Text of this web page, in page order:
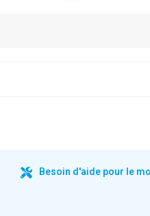
Besoin d'aide pour le